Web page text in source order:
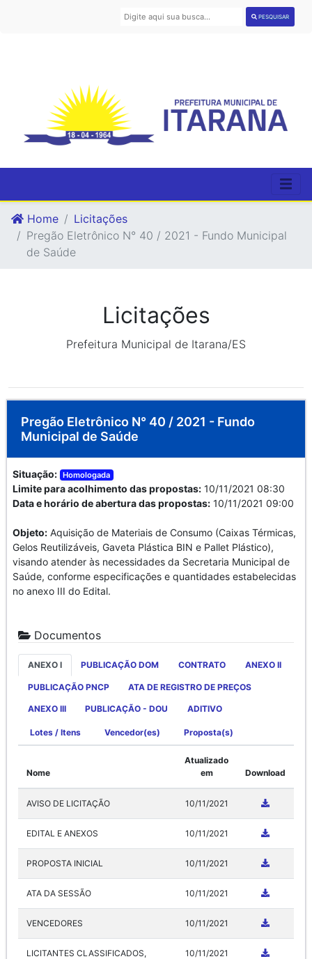
PESQUISAR
Home
Licitações
Pregão Eletrônico N° 40 / 2021 - Fundo Municipal
de Saúde
Licitações
Prefeitura Municipal de Itarana/ES
Pregão Eletrônico N° 40 / 2021 - Fundo
Municipal de Saúde
Situação: Homologada
Limite para acolhimento das propostas: 10/11/2021 08:30
Data e horário de abertura das propostas: 10/11/2021 09:00
Objeto: Aquisição de Materiais de Consumo (Caixas Térmicas,
Gelos Reutilizáveis, Gaveta Plástica BIN e Pallet Plástico),
visando atender às necessidades da Secretaria Municipal de
Saúde, conforme especificações e quantidades estabelecidas
no anexo III do Edital.
Documentos
ANEXO I PUBLICAÇÃO DOM CONTRATO ANEXO II
PUBLICAÇÃO PNCP ATA DE REGISTRO DE PREÇOS
ANEXO III PUBLICAÇÃO - DOU ADITIVO
Lotes / Itens Vencedor(es) Proposta(s)
Nome
Atualizado
em
Download
AVISO DE LICITAÇÃO 10/11/2021
EDITAL E ANEXOS 10/11/2021
PROPOSTA INICIAL 10/11/2021
ATA DA SESSÃO 10/11/2021
VENCEDORES 10/11/2021
LICITANTES CLASSIFICADOS,
10/11/2021